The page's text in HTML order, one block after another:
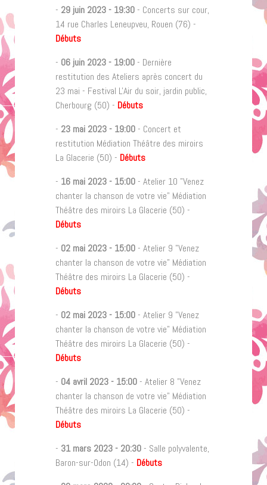
- 29 juin 2023 - 19:30 - Concerts sur cour,
14 rue Charles Leneupveu, Rouen (76) -
Débuts
- 06 juin 2023 - 19:00 - Dernière
restitution des Ateliers après concert du
23 mai - Festival L'Air du soir, jardin public,
Cherbourg (50) - Débuts
- 23 mai 2023 - 19:00 - Concert et
restitution Médiation Théâtre des miroirs
La Glacerie (50) - Débuts
- 16 mai 2023 - 15:00 - Atelier 10 "Venez
chanter la chanson de votre vie" Médiation
Théâtre des miroirs La Glacerie (50) -
Débuts
- 02 mai 2023 - 15:00 - Atelier 9 "Venez
chanter la chanson de votre vie" Médiation
Théâtre des miroirs La Glacerie (50) -
Débuts
- 02 mai 2023 - 15:00 - Atelier 9 "Venez
chanter la chanson de votre vie" Médiation
Théâtre des miroirs La Glacerie (50) -
Débuts
- 04 avril 2023 - 15:00 - Atelier 8 "Venez
chanter la chanson de votre vie" Médiation
Théâtre des miroirs La Glacerie (50) -
Débuts
- 31 mars 2023 - 20:30 - Salle polyvalente,
Baron-sur-Odon (14) - Débuts